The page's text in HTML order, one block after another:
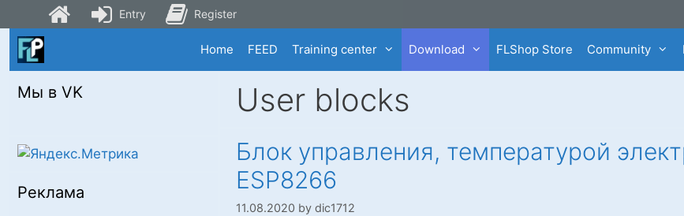
Skip
Home FEED Training center Download FLShop Store Community
User blocks
Блок управления, температурой
ESP8266
11.08.2020 by dic1712
Мы в VK
Реклама
Entry Register